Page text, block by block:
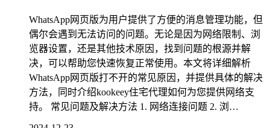
WhatsApp网页版为用户提供了方便的消息管理功能，但
偶尔会遇到无法访问的问题。无论是因为网络限制、浏
览器设置，还是其他技术原因，找到问题的根源并解
决，可以帮助您快速恢复正常使用。本文将详细解析
WhatsApp网页版打不开的常见原因，并提供具体的解决
方法，同时介绍kookeey住宅代理如何为您提供网络支
持。 常见问题及解决方法 1. 网络连接问题 2. 浏…